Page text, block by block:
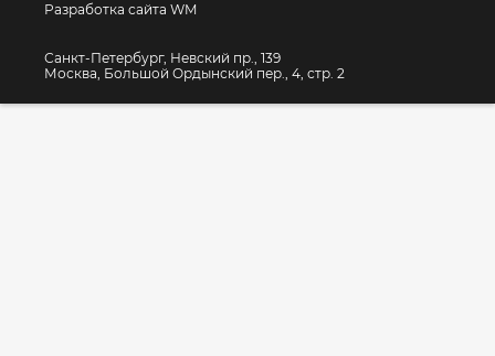
Разработка сайта WM
Санкт-Петербург, Невский пр., 139
Москва, Большой Ордынский пер., 4, стр. 2